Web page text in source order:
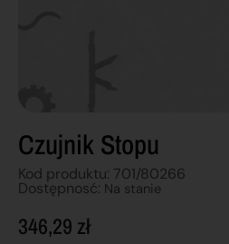
Czujnik Stopu
Kod produktu: 701/80266
Dostępnosć: Na stanie
346,29 zł